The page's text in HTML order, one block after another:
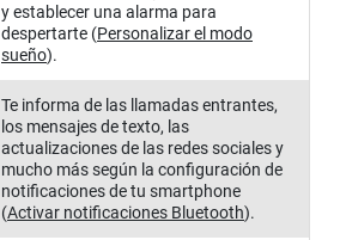
y establecer una alarma para
despertarte (Personalizar el modo
sueño).
Te informa de las llamadas entrantes,
los mensajes de texto, las
actualizaciones de las redes sociales y
mucho más según la configuración de
notificaciones de tu smartphone
(Activar notificaciones Bluetooth).